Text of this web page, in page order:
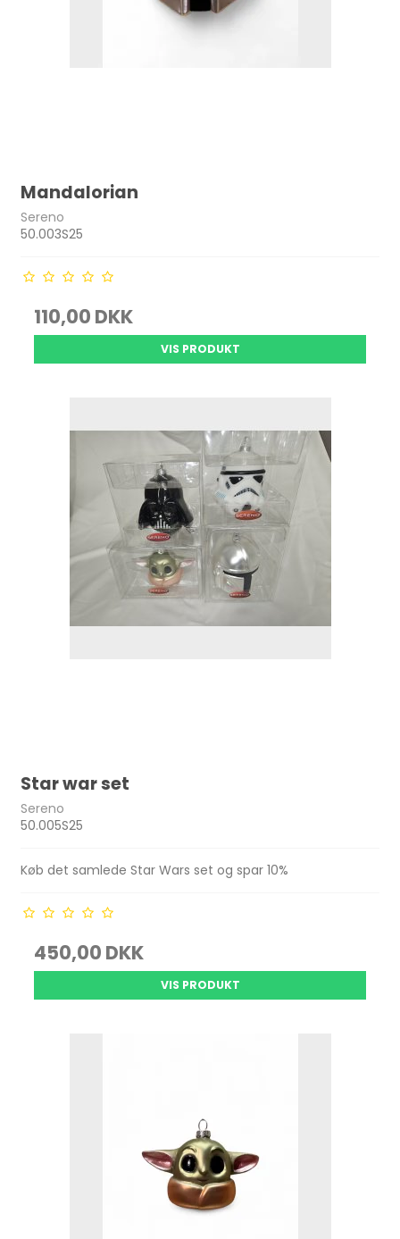
Mandalorian
Sereno
50.003S25
110,00 DKK
VIS PRODUKT
Star war set
Sereno
50.005S25
Køb det samlede Star Wars set og spar 10%
450,00 DKK
VIS PRODUKT